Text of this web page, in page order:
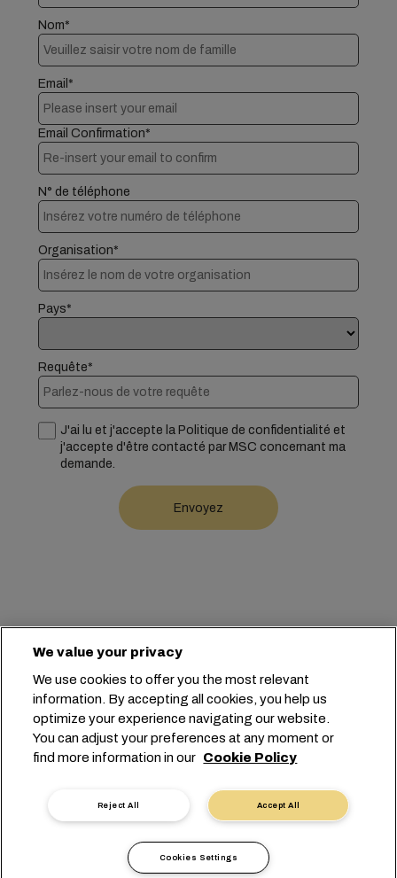
Nom*
Email*
Email Confirmation*
N° de téléphone
Organisation*
Pays*
Requête*
J'ai lu et j'accepte la Politique de confidentialité et
j'accepte d'être contacté par MSC concernant ma
demande.
Siège social : +41 227038888
info@msc.com
Chemin Rieu 12, 1208 Geneva
Switzerland
Paramètres des cookies
Confidentialité des données
Conditions d’utilisation
Conditions générales du transporteur
Engagements de l’UE
Code de Conduite
Certifications
Speak-Up Line
We value your privacy
We use cookies to offer you the most relevant
information. By accepting all cookies, you help us
optimize your experience navigating our website.
You can adjust your preferences at any moment or
find more information in our Cookie Policy
Accept All
Reject All
Cookies Settings